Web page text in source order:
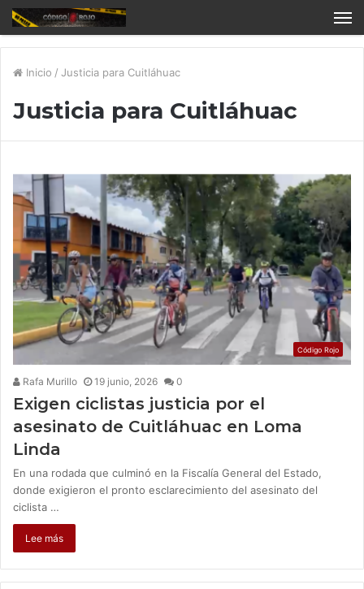
Inicio / Justicia para Cuitláhuac
Justicia para Cuitláhuac
Código Rojo
Rafa Murillo 19 junio, 2026 0
Exigen ciclistas justicia por el
asesinato de Cuitláhuac en Loma
Linda
En una rodada que culminó en la Fiscalía General del Estado,
donde exigieron el pronto esclarecimiento del asesinato del
ciclista …
Lee más